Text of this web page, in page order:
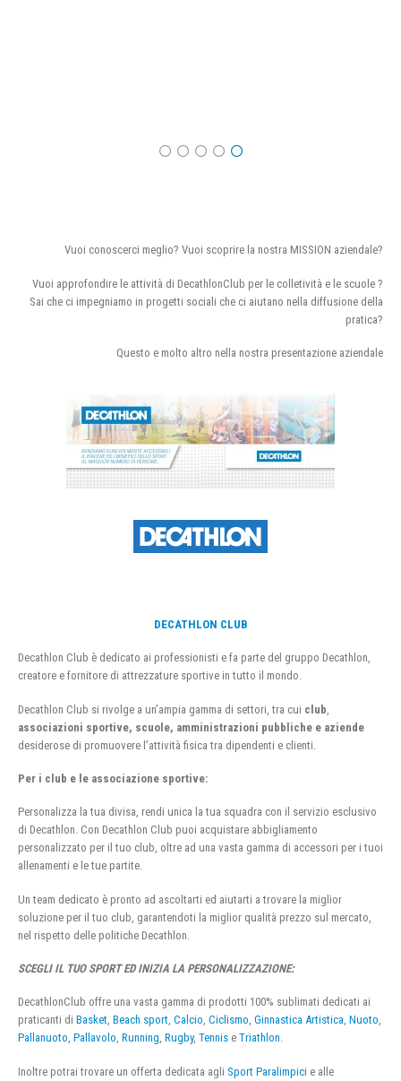
Vuoi conoscerci meglio? Vuoi scoprire la nostra MISSION aziendale?
Vuoi approfondire le attività di DecathlonClub per le colletività e le scuole ?
Sai che ci impegniamo in progetti sociali che ci aiutano nella diffusione della
pratica?
Questo e molto altro nella nostra presentazione aziendale
DECATHLON CLUB
Decathlon Club è dedicato ai professionisti e fa parte del gruppo Decathlon,
creatore e fornitore di attrezzature sportive in tutto il mondo.
Decathlon Club si rivolge a un’ampia gamma di settori, tra cui club
associazioni sportive, scuole, amministrazioni pubbliche e aziende
desiderose di promuovere l’attività fisica tra dipendenti e clienti.
Per i club e le associazione sportive:
Personalizza la tua divisa, rendi unica la tua squadra con il servizio esclusivo
di Decathlon. Con Decathlon Club puoi acquistare abbigliamento
personalizzato per il tuo club, oltre ad una vasta gamma di accessori per i tuoi
allenamenti e le tue partite.
Un team dedicato è pronto ad ascoltarti ed aiutarti a trovare la miglior
soluzione per il tuo club, garantendoti la miglior qualità prezzo sul mercato,
nel rispetto delle politiche Decathlon.
SCEGLI IL TUO SPORT ED INIZIA LA PERSONALIZZAZIONE:
DecathlonClub offre una vasta gamma di prodotti 100% sublimati dedicati ai
praticanti di Basket, Beach sport, Calcio, Ciclismo, Ginnastica Artistica, Nuoto,
Pallanuoto, Pallavolo, Running, Rugby, Tennis e Triathlon.
Inoltre potrai trovare un offerta dedicata agli Sport Paralimpici e alle